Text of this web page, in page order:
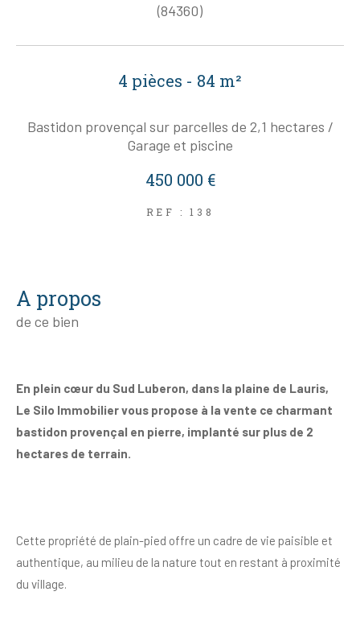
(84360)
4 pièces - 84 m²
Bastidon provençal sur parcelles de 2,1 hectares /
Garage et piscine
450 000 €
REF : 138
a propos
de ce bien
En plein cœur du Sud Luberon, dans la plaine de Lauris,
Le Silo Immobilier vous propose à la vente ce charmant
bastidon provençal en pierre, implanté sur plus de 2
hectares de terrain.
Cette propriété de plain-pied offre un cadre de vie paisible et
authentique, au milieu de la nature tout en restant à proximité
du village.